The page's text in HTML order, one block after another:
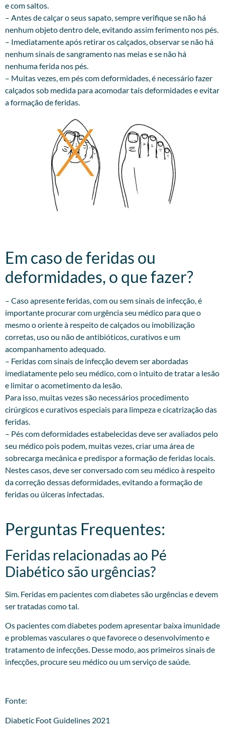
e com saltos.
– Antes de calçar o seus sapato, sempre verifique se não há
nenhum objeto dentro dele, evitando assim ferimento nos pés.
– Imediatamente após retirar os calçados, observar se não há
nenhum sinais de sangramento nas meias e se não há
nenhuma ferida nos pés.
– Muitas vezes, em pés com deformidades, é necessário fazer
calçados sob medida para acomodar tais deformidades e evitar
a formação de feridas.
Em caso de feridas ou
deformidades, o que fazer?​
– Caso apresente feridas, com ou sem sinais de infecção, é
importante procurar com urgência seu médico para que o
mesmo o oriente à respeito de calçados ou imobilização
corretas, uso ou não de antibióticos, curativos e um
acompanhamento adequado.
– Feridas com sinais de infecção devem ser abordadas
imediatamente pelo seu médico, com o intuito de tratar a lesão
e limitar o acometimento da lesão.
Para isso, muitas vezes são necessários procedimento
cirúrgicos e curativos especiais para limpeza e cicatrização das
feridas.
– Pés com deformidades estabelecidas deve ser avaliados pelo
seu médico pois podem, muitas vezes, criar uma área de
sobrecarga mecânica e predispor a formação de feridas locais.
Nestes casos, deve ser conversado com seu médico à respeito
da correção dessas deformidades, evitando a formação de
feridas ou úlceras infectadas.
Perguntas Frequentes:
Feridas relacionadas ao Pé
Diabético são urgências?
Sim. Feridas em pacientes com diabetes são urgências e devem
ser tratadas como tal.
Os pacientes com diabetes podem apresentar baixa imunidade
e problemas vasculares o que favorece o desenvolvimento e
tratamento de infecções. Desse modo, aos primeiros sinais de
infecções, procure seu médico ou um serviço de saúde.
Fonte:
Diabetic Foot Guidelines 2021